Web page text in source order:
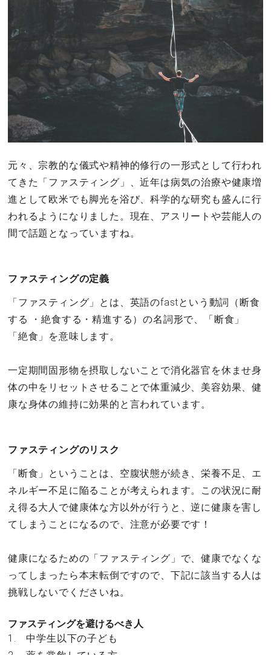
元々、宗教的な儀式や精神的修行の一形式として行われ
てきた「ファスティング」、近年は病気の治療や健康増
進として欧米でも脚光を浴び、科学的な研究も盛んに行
われるようになりました。現在、アスリートや芸能人の
間で話題となっていますね。
ファスティングの定義
「ファスティング」とは、英語のfastという動詞（断食
する ・絶食する・精進する）の名詞形で、「断食」
「絶食」を意味します。
一定期間固形物を摂取しないことで消化器官を休ませ身
体の中をリセットさせることで体重減少、美容効果、健
康な身体の維持に効果的と言われています。
ファスティングのリスク
「断食」ということは、空腹状態が続き、栄養不足、エ
ネルギー不足に陥ることが考えられます。この状況に耐
え得る大人で健康体な方以外が行うと、逆に健康を害し
てしまうことになるので、注意が必要です！
健康になるための「ファスティング」で、健康でなくな
ってしまったら本末転倒ですので、下記に該当する人は
挑戦しないでくださいね。
ファスティングを避けるべき人
1. 中学生以下の子ども